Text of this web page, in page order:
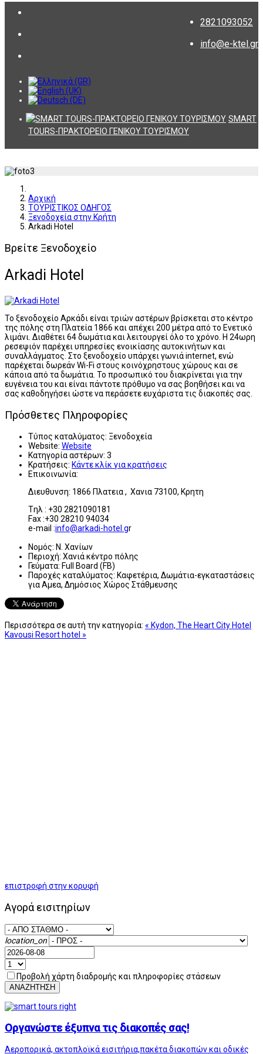
2821093052
info@e-ktel.gr
SMART
TOURS-ΠΡΑΚΤΟΡΕΙΟ ΓΕΝΙΚΟΥ ΤΟΥΡΙΣΜΟΥ
Αρχική
ΤΟΥΡΙΣΤΙΚΟΣ ΟΔΗΓΟΣ
Ξενοδοχεία στην Κρήτη
Arkadi Hotel
Βρείτε Ξενοδοχείο
Arkadi Hotel
Το ξενοδοχείο Αρκάδι είναι τριών αστέρων βρίσκεται στο κέντρο
της πόλης στη Πλατεία 1866 και απέχει 200 μέτρα από το Ενετικό
λιμάνι. Διαθέτει 64 δωμάτια και λειτουργεί όλο το χρόνο. Η 24ωρη
ρεσεψιόν παρέχει υπηρεσίες ενοικίασης αυτοκινήτων και
συναλλάγματος. Στο ξενοδοχείο υπάρχει γωνιά internet, ενώ
παρέχεται δωρεάν Wi-Fi στους κοινόχρηστους χώρους και σε
κάποια από τα δωμάτια. Το προσωπικό του διακρίνεται για την
ευγένεια του και είναι πάντοτε πρόθυμο να σας βοηθήσει και να
σας καθοδηγήσει ώστε να περάσετε ευχάριστα τις διακοπές σας.
Πρόσθετες Πληροφορίες
Τύπος καταλύματος: Ξενοδοχεία
Website: Website
Κατηγορία αστέρων: 3
Κρατήσεις: Κάντε κλίκ για κρατήσεις
Επικοινωνία:
Διευθυνση: 1866 Πλατεια , Χανια 73100, Κρητη
Tηλ : +30 2821090181
Fax :+30 28210 94034
e-mail :info@arkadi-hotel.gr
Νομός: Ν. Χανίων
Περιοχή: Χανιά κέντρο πόλης
Γεύματα: Full Board (FB)
Παροχές καταλύματος: Καφετέρια, Δωμάτια-εγκαταστάσεις
για Αμεα, Δημόσιος Χώρος Στάθμευσης
Περισσότερα σε αυτή την κατηγορία: « Kydon, The Heart City Hotel
Kavousi Resort hotel »
επιστροφή στην κορυφή
Αγορά εισιτηρίων
location_on
Προβολή χάρτη διαδρομής και πληροφορίες στάσεων
ΑΝΑΖΗΤΗΣΗ
Οργανώστε έξυπνα τις διακοπές σας!
Αεροπορικά, ακτοπλοϊκά εισιτήρια,πακέτα διακοπών και οδικές